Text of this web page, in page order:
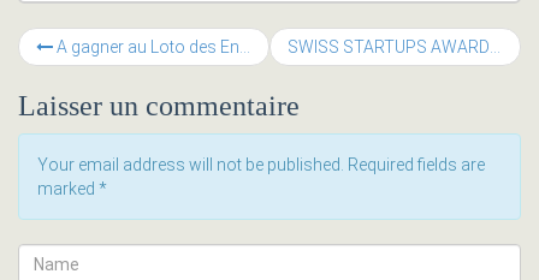
A gagner au Loto des Entrepreneurs : 1 « Digital Starter 543.21 » SWISS STARTUPS AWARDS 2015: 2 des 4 prix remportés par des projets provenant de Suisse Romande
Laisser un commentaire
Your email address will not be published. Required fields are
marked *